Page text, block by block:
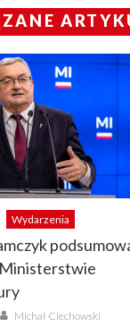
Wydarzenia
Author
Michał Ciechowski